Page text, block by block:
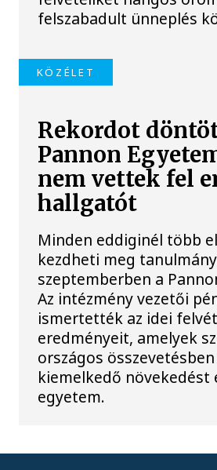
felszabadult ünneplés
KÖZÉLET
Rekordot
Pannon
nem vettek fel
hallgatót
Minden eddiginél több
kezdheti meg
szeptemberben a
Az intézmény vezetői
ismertették az idei
eredményeit, amelyek
országos
kiemelkedő növekedést
egyetem.